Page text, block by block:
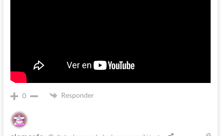
0 Responder